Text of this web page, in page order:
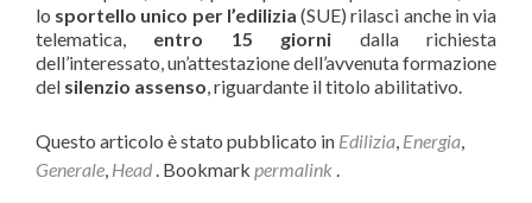
lo sportello unico per l’edilizia (SUE) rilasci anche in via
telematica, entro 15 giorni dalla richiesta
dell’interessato, un’attestazione dell’avvenuta formazione
del silenzio assenso, riguardante il titolo abilitativo.
Questo articolo è stato pubblicato in Edilizia, Energia,
Generale, Head . Bookmark permalink .